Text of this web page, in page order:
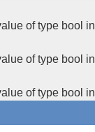
of type bool in
of type bool in
of type bool in